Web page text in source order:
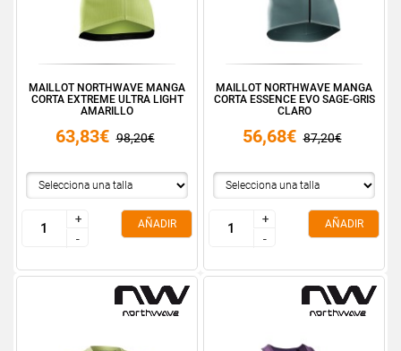
MAILLOT NORTHWAVE MANGA
CORTA EXTREME ULTRA LIGHT
AMARILLO
63,83€ 98,20€
+
-
+
-
AÑADIR
MAILLOT NORTHWAVE MANGA
CORTA ESSENCE EVO SAGE-GRIS
CLARO
56,68€ 87,20€
+
-
+
-
AÑADIR